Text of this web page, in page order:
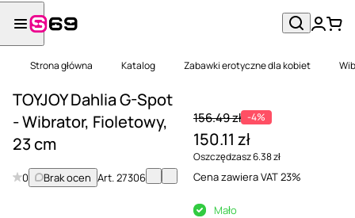
Strona główna Katalog Zabawki erotyczne dla kobiet
TOYJOY Dahlia G-Spot
- Wibrator, Fioletowy,
23 cm
0 Brak ocen Art.27306
156.49 zł -4%
150.11 zł
Oszczędzasz 6.38 zł
Cena zawiera VAT 23%
Mało